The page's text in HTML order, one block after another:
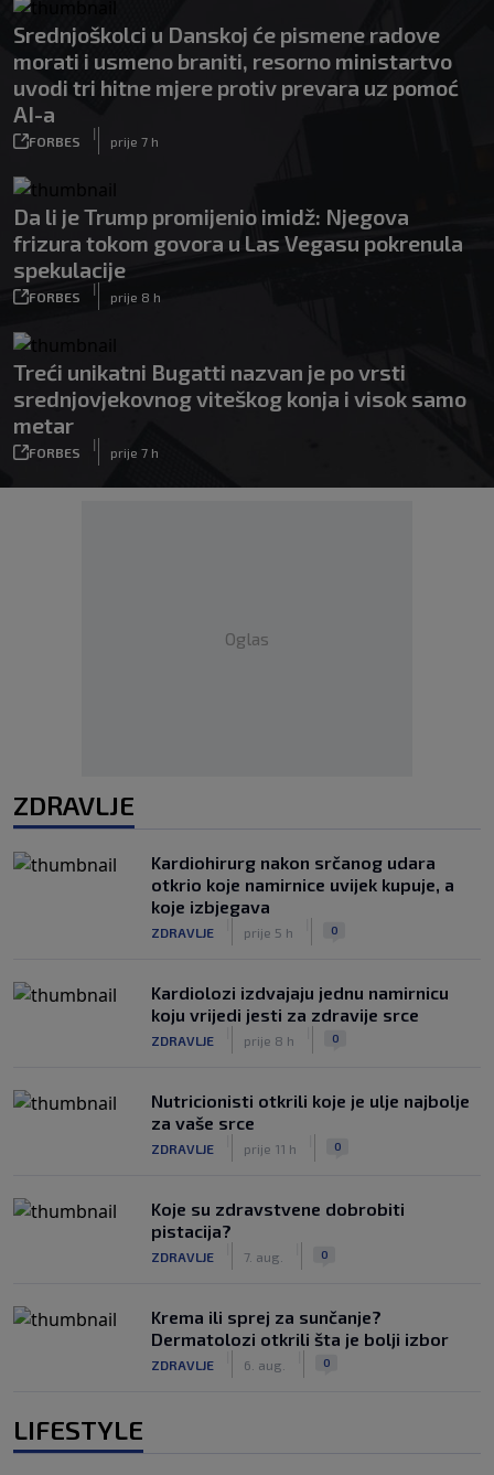
Srednjoškolci u Danskoj će pismene radove
morati i usmeno braniti, resorno ministartvo
uvodi tri hitne mjere protiv prevara uz pomoć
AI-a
FORBES
|
prije 7 h
Da li je Trump promijenio imidž: Njegova
frizura tokom govora u Las Vegasu pokrenula
spekulacije
FORBES
|
prije 8 h
Treći unikatni Bugatti nazvan je po vrsti
srednjovjekovnog viteškog konja i visok samo
metar
FORBES
|
prije 7 h
Oglas
ZDRAVLJE
Kardiohirurg nakon srčanog udara
otkrio koje namirnice uvijek kupuje, a
koje izbjegava
ZDRAVLJE prije 5 h 0
Kardiolozi izdvajaju jednu namirnicu
koju vrijedi jesti za zdravije srce
ZDRAVLJE prije 8 h 0
Nutricionisti otkrili koje je ulje najbolje
za vaše srce
ZDRAVLJE prije 11 h 0
Koje su zdravstvene dobrobiti
pistacija?
ZDRAVLJE 7. aug. 0
Krema ili sprej za sunčanje?
Dermatolozi otkrili šta je bolji izbor
ZDRAVLJE 6. aug. 0
LIFESTYLE